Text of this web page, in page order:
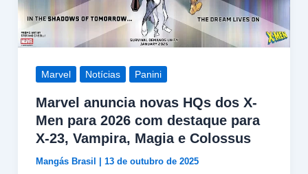
Marvel Notícias Panini
Marvel anuncia novas HQs dos X-
Men para 2026 com destaque para
X-23, Vampira, Magia e Colossus
Mangás Brasil | 13 de outubro de 2025